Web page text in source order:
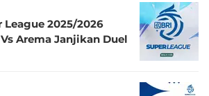
League 2025/2026
Arema Janjikan Duel